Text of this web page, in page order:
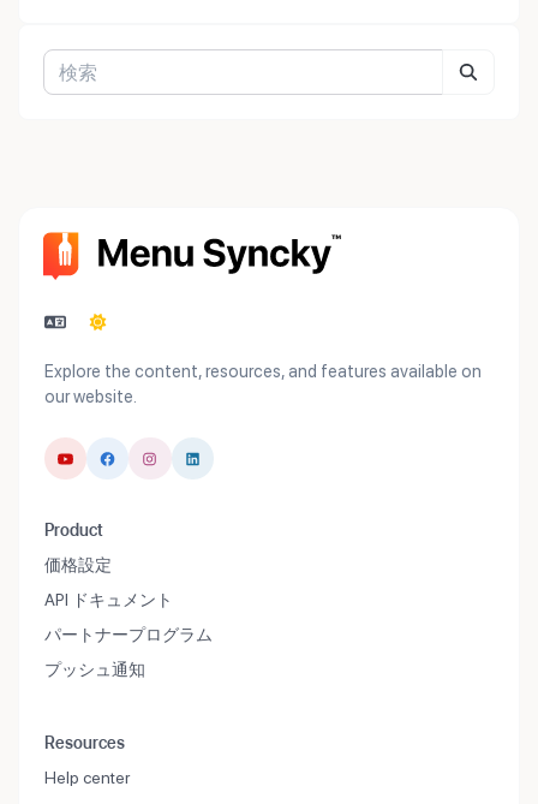
Explore the content, resources, and features available on
our website.
Product
価格設定
API ドキュメント
パートナープログラム
プッシュ通知
Resources
Help center